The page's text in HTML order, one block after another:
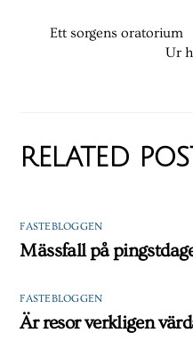
Ett sorgens oratorium
Ur
RELATED
FASTEBLOGGEN
Mässfall på
FASTEBLOGGEN
Är resor verkligen